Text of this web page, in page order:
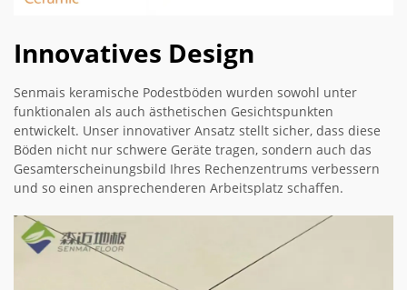
Innovatives Design
Senmais keramische Podestböden wurden sowohl unter
funktionalen als auch ästhetischen Gesichtspunkten
entwickelt. Unser innovativer Ansatz stellt sicher, dass diese
Böden nicht nur schwere Geräte tragen, sondern auch das
Gesamterscheinungsbild Ihres Rechenzentrums verbessern
und so einen ansprechenderen Arbeitsplatz schaffen.